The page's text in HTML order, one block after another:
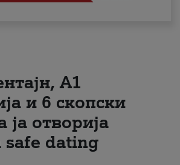
A1
и 6 скопски
отворија
safe dating